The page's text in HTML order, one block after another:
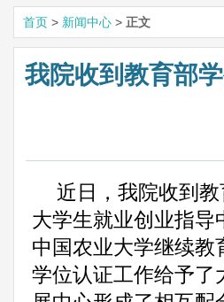
首页 > 新闻中心 > 正文
我院收到教育部
近日，我院收到
大学生就业创业指
中国农业大学继续
学位认证工作给予了